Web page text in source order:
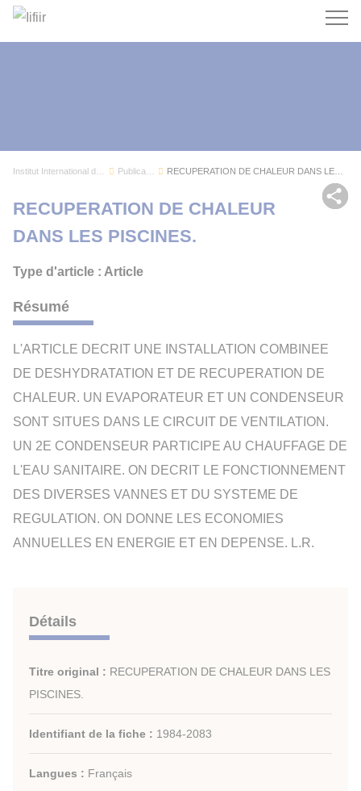
RECUPERATION DE CHALEUR
DANS LES PISCINES.
Type d'article : Article
Résumé
L'ARTICLE DECRIT UNE INSTALLATION COMBINEE
DE DESHYDRATATION ET DE RECUPERATION DE
CHALEUR. UN EVAPORATEUR ET UN CONDENSEUR
SONT SITUES DANS LE CIRCUIT DE VENTILATION.
UN 2E CONDENSEUR PARTICIPE AU CHAUFFAGE DE
L'EAU SANITAIRE. ON DECRIT LE FONCTIONNEMENT
DES DIVERSES VANNES ET DU SYSTEME DE
REGULATION. ON DONNE LES ECONOMIES
ANNUELLES EN ENERGIE ET EN DEPENSE. L.R.
Détails
Titre original : RECUPERATION DE CHALEUR DANS LES
PISCINES.
Identifiant de la fiche : 1984-2083
Langues : Français